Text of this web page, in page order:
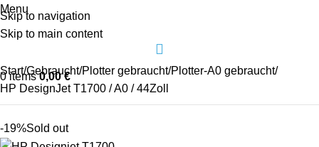
Skip to navigation
Skip to main content
Menu
0items 0,00€
Start Gebraucht Plotter gebraucht Plotter-A0 gebraucht
HP DesignJet T1700 / A0 / 44Zoll
-19%Sold out